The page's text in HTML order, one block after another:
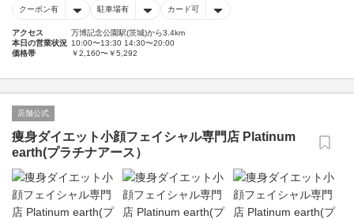
クーポン有 駐車場有 カード可
アクセス
万博記念公園駅(茨城)から3.4km
本日の営業状況 10:00〜13:30 14:30〜20:00
価格帯
￥2,160〜￥5,292
店舗公式
痩身ダイエット小顔フェイシャル専門店 Platinum
earth(プラチナアース）